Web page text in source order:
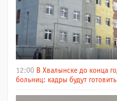
12:00 В Хвалынске до конца
больниц: кадры будут